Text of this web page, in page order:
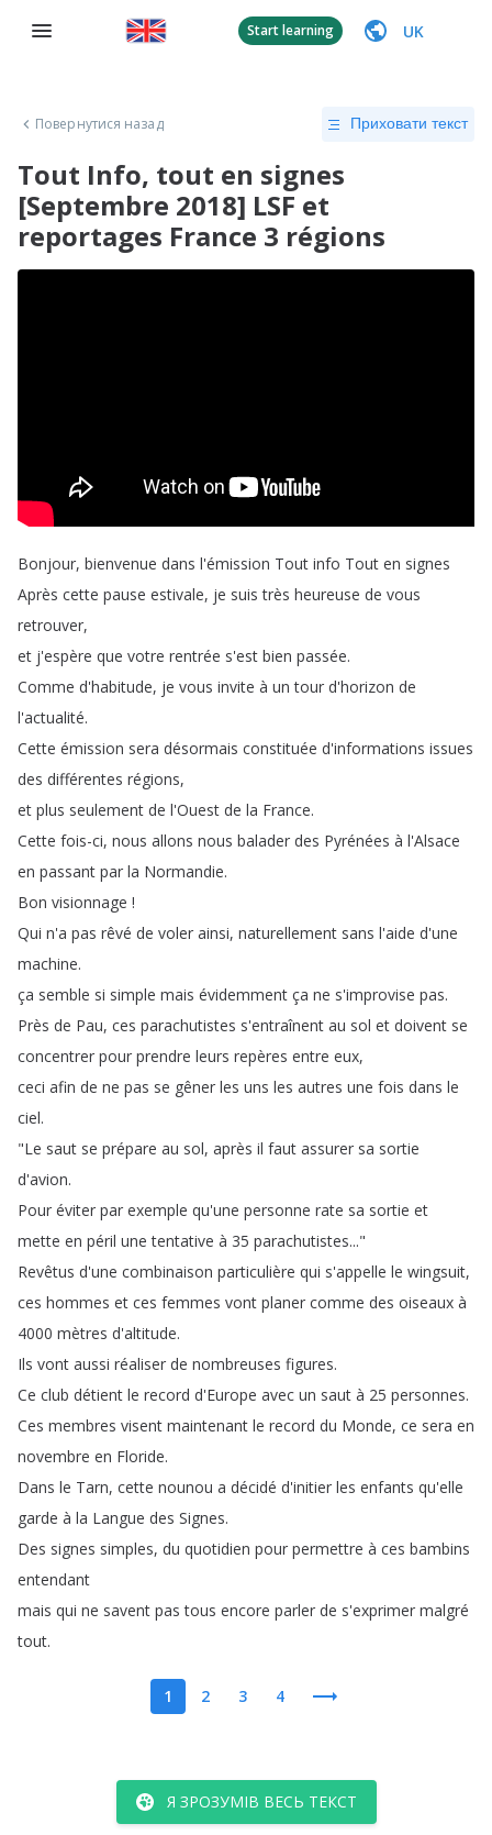
Start learning UK
Повернутися назад Приховати текст
Tout Info, tout en signes
[Septembre 2018] LSF et
reportages France 3 régions
Bonjour, bienvenue dans l'émission Tout info Tout en signes
Après cette pause estivale, je suis très heureuse de vous
retrouver,
et j'espère que votre rentrée s'est bien passée.
Comme d'habitude, je vous invite à un tour d'horizon de
l'actualité.
Cette émission sera désormais constituée d'informations issues
des différentes régions,
et plus seulement de l'Ouest de la France.
Cette fois-ci, nous allons nous balader des Pyrénées à l'Alsace
en passant par la Normandie.
Bon visionnage !
Qui n'a pas rêvé de voler ainsi, naturellement sans l'aide d'une
machine.
ça semble si simple mais évidemment ça ne s'improvise pas.
Près de Pau, ces parachutistes s'entraînent au sol et doivent se
concentrer pour prendre leurs repères entre eux,
ceci afin de ne pas se gêner les uns les autres une fois dans le
ciel.
"Le saut se prépare au sol, après il faut assurer sa sortie
d'avion.
Pour éviter par exemple qu'une personne rate sa sortie et
mette en péril une tentative à 35 parachutistes..."
Revêtus d'une combinaison particulière qui s'appelle le wingsuit,
ces hommes et ces femmes vont planer comme des oiseaux à
4000 mètres d'altitude.
Ils vont aussi réaliser de nombreuses figures.
Ce club détient le record d'Europe avec un saut à 25 personnes.
Ces membres visent maintenant le record du Monde, ce sera en
novembre en Floride.
Dans le Tarn, cette nounou a décidé d'initier les enfants qu'elle
garde à la Langue des Signes.
Des signes simples, du quotidien pour permettre à ces bambins
entendant
mais qui ne savent pas tous encore parler de s'exprimer malgré
tout.
1 2 3 4
Я ЗРОЗУМІВ ВЕСЬ ТЕКСТ